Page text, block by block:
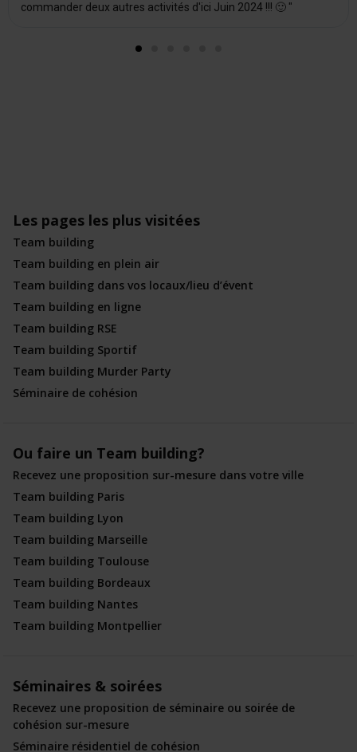
commander deux autres activités d'ici Juin 2024 !!! 🙂 "
Les pages les plus visitées
Team building
Team building en plein air
Team building dans vos locaux/lieu d’évent
Team building en ligne
Team building RSE
Team building Sportif
Team building Murder Party
Séminaire de cohésion
Ou faire un Team building?
Recevez une proposition sur-mesure dans votre ville
Team building Paris
Team building Lyon
Team building Marseille
Team building Toulouse
Team building Bordeaux
Team building Nantes
Team building Montpellier
Séminaires & soirées
Recevez une proposition de séminaire ou soirée de
cohésion sur-mesure
Séminaire résidentiel de cohésion